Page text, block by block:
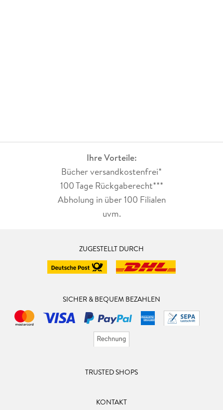
Ihre Vorteile:
Bücher versandkostenfrei*
100 Tage Rückgaberecht***
Abholung in über 100 Filialen
uvm.
ZUGESTELLT DURCH
SICHER & BEQUEM BEZAHLEN
TRUSTED SHOPS
KONTAKT